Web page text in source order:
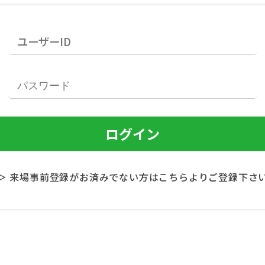
来場事前登録がお済みでない方はこちらよりご登録下さ